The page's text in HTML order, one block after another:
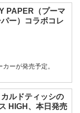
PAPER（プーマ
ー）コラボコレ
ーが発売予定。
ルドティッシの
HIGH、本日発売